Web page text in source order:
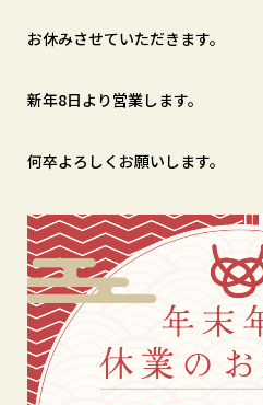
お休みさせていただきます。
新年8日より営業します。
何卒よろしくお願いします。